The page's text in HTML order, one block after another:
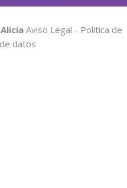
Aviso Legal - Política de
datos